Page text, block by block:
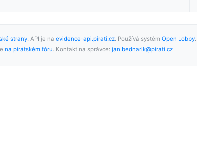
strany. API je na evidence-api.pirati.cz. Používá systém Open Lobby.
na pirátském fóru. Kontakt na správce: jan.bednarik@pirati.cz